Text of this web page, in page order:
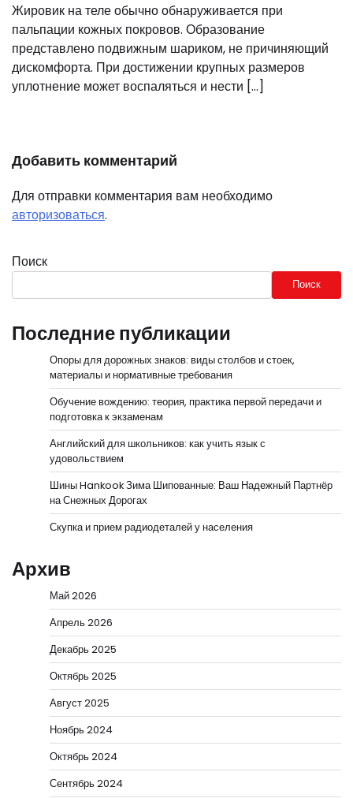
Жировик на теле обычно обнаруживается при
пальпации кожных покровов. Образование
представлено подвижным шариком, не причиняющий
дискомфорта. При достижении крупных размеров
уплотнение может воспаляться и нести […]
Добавить комментарий
Для отправки комментария вам необходимо
авторизоваться.
Поиск
Поиск
Последние публикации
Опоры для дорожных знаков: виды столбов и стоек,
материалы и нормативные требования
Обучение вождению: теория, практика первой передачи и
подготовка к экзаменам
Английский для школьников: как учить язык с
удовольствием
Шины Hankook Зима Шипованные: Ваш Надежный Партнёр
на Снежных Дорогах
Скупка и прием радиодеталей у населения
Архив
Май 2026
Апрель 2026
Декабрь 2025
Октябрь 2025
Август 2025
Ноябрь 2024
Октябрь 2024
Сентябрь 2024